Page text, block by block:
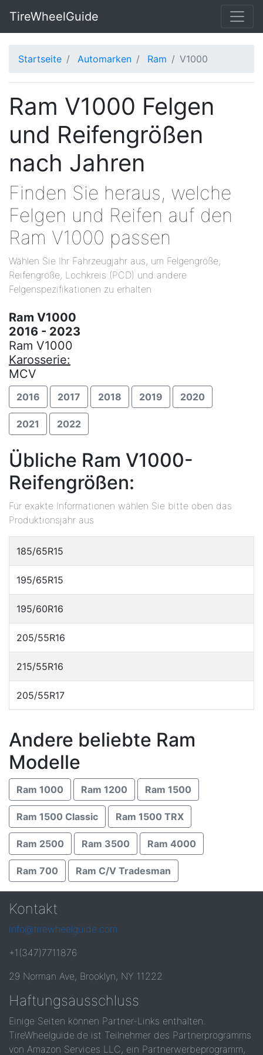
TireWheelGuide
Startseite Automarken Ram V1000
Ram V1000 Felgen
und Reifengrößen
nach Jahren
Finden Sie heraus, welche
Felgen und Reifen auf den
Ram V1000 passen
Wählen Sie Ihr Fahrzeugjahr aus, um Felgengröße,
Reifengröße, Lochkreis (PCD) und andere
Felgenspezifikationen zu erhalten
Ram V1000
2016 - 2023
Ram V1000
Karosserie:
MCV
2016 2017 2018 2019 2020
2021 2022
Übliche Ram V1000-
Reifengrößen:
Für exakte Informationen wählen Sie bitte oben das
Produktionsjahr aus
185/65R15
195/65R15
195/60R16
205/55R16
215/55R16
205/55R17
Andere beliebte Ram
Modelle
Ram 1000 Ram 1200 Ram 1500
Ram 1500 Classic Ram 1500 TRX
Ram 2500 Ram 3500 Ram 4000
Ram 700 Ram C/V Tradesman
Kontakt
info@tirewheelguide.com
+1(347)7711876
29 Norman Ave, Brooklyn, NY 11222
Haftungsausschluss
Einige Seiten können Partner-Links enthalten.
TireWheelguide.de ist Teilnehmer des Partnerprogramms
von Amazon Services LLC, ein Partnerwerbeprogramm,